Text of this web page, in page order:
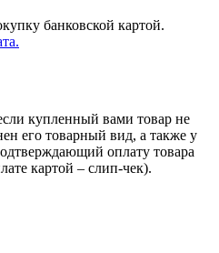
банковской картой.
купленный вами товар не
его товарный вид, а также у
оплату товара
картой – слип-чек).